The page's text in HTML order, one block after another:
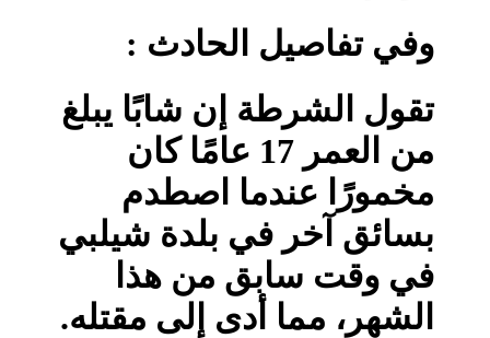
وفي تفاصيل الحادث :
تقول الشرطة إن شابًا يبلغ
من العمر 17 عامًا كان
مخمورًا عندما اصطدم
بسائق آخر في بلدة شيلبي
في وقت سابق من هذا
الشهر، مما أدى إلى مقتله.